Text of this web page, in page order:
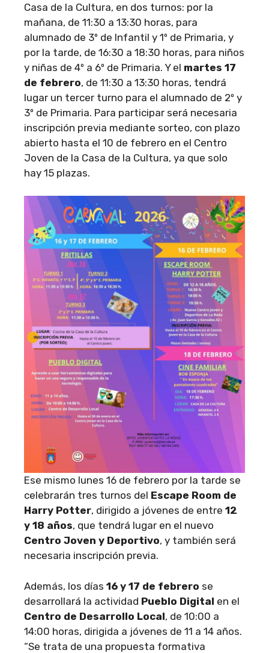
Casa de la Cultura, en dos turnos: por la
mañana, de 11:30 a 13:30 horas, para
alumnado de 3º de Infantil y 1º de Primaria, y
por la tarde, de 16:30 a 18:30 horas, para niños
y niñas de 4º a 6º de Primaria. Y el martes 17
de febrero, de 11:30 a 13:30 horas, tendrá
lugar un tercer turno para el alumnado de 2º y
3º de Primaria. Para participar será necesaria
inscripción previa mediante sorteo, con plazo
abierto hasta el 10 de febrero en el Centro
Joven de la Casa de la Cultura, ya que solo
hay 15 plazas.
Ese mismo lunes 16 de febrero por la tarde se
celebrarán tres turnos del Escape Room de
Harry Potter, dirigido a jóvenes de entre 12
y 18 años, que tendrá lugar en el nuevo
Centro Joven y Deportivo, y también será
necesaria inscripción previa.
Además, los días 16 y 17 de febrero se
desarrollará la actividad Pueblo Digital en el
Centro de Desarrollo Local, de 10:00 a
14:00 horas, dirigida a jóvenes de 11 a 14 años.
“Se trata de una propuesta formativa